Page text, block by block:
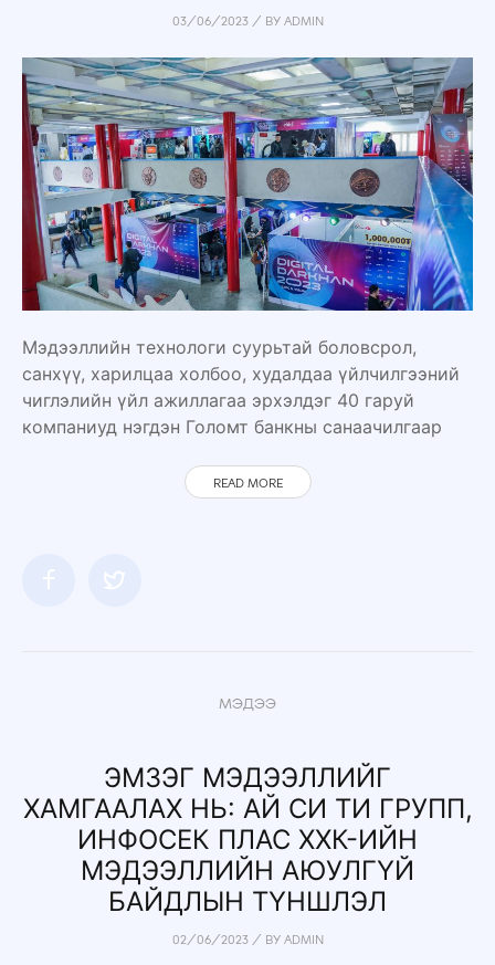
03/06/2023/ BY ADMIN
Мэдээллийн технологи суурьтай боловсрол,
санхүү, харилцаа холбоо, худалдаа үйлчилгээний
чиглэлийн үйл ажиллагаа эрхэлдэг 40 гаруй
компаниуд нэгдэн Голомт банкны санаачилгаар
READ MORE
МЭДЭЭ
ЭМЗЭГ МЭДЭЭЛЛИЙГ
ХАМГААЛАХ НЬ: АЙ СИ ТИ ГРУПП,
ИНФОСЕК ПЛАС ХХК-ИЙН
МЭДЭЭЛЛИЙН АЮУЛГҮЙ
БАЙДЛЫН ТҮНШЛЭЛ
02/06/2023/ BY ADMIN